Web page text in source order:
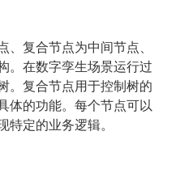
复合节点为中间节点、
。在数字孪生场景运行过
。复合节点用于控制树的
体的功能。每个节点可以
定的业务逻辑。